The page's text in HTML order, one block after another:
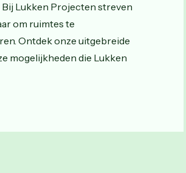
Bij Lukken Projecten streven
om ruimtes te
Ontdek onze uitgebreide
mogelijkheden die Lukken